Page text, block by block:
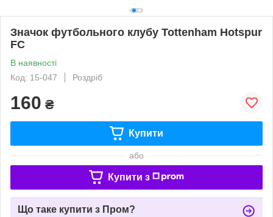
Значок футбольного клубу Tottenham Hotspur
FC
В наявності
Код: 15-047
Роздріб
160 ₴
Купити
або
Купити з
Що таке купити з Пром?